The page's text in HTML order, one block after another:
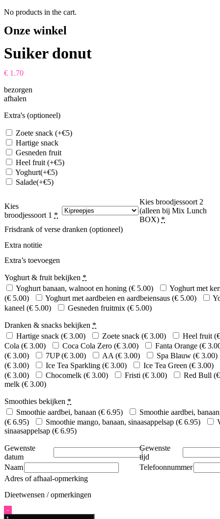
No products in the cart.
Onze winkel
Suiker donut
€ 1.70
bezorgen
afhalen
Extra's (optioneel)
Zoete snack (+€5)
Hartige snack
Gesneden fruit
Heel fruit (+€5)
Yoghurt(+€5)
Salade(+€5)
Kies
broodjessoort 1 *
Kies broodjessoort 2
(alleen bij Mix Lunch
BOX) *
Frisdrank of verse dranken (optioneel)
Extra notitie
Extra’s toevoegen
Yoghurt & fruit bekijken *
Yoghurt banaan, walnoot en honing (€ 5.00)
Yoghurt met
(€ 5.00) Yoghurt met aardbeien en aardbeiensaus (€ 5.00)
kaneel (€ 5.00) Gesneden fruitmix (€ 5.00)
Dranken & snacks bekijken *
Hartige snack (€ 3.00) Zoete snack (€ 3.00) Heel fruit (€
Cola (€ 3.00) Coca Cola Zero (€ 3.00) Fanta Orange (€
(€ 3.00) 7UP (€ 3.00) AA (€ 3.00) Spa Blauw (€ 3.00)
(€ 3.00) Ice Tea Sparkling (€ 3.00) Ice Tea Green (€ 3.00)
(€ 3.00) Chocomelk (€ 3.00) Fristi (€ 3.00) Red Bull (€
melk (€ 3.00)
Smoothies bekijken *
Smoothie aardbei, banaan (€ 6.95)
Smoothie aardbei,
(€ 6.95) Smoothie mango, banaan, sinaasappelsap (€ 6.95)
sinaasappelsap (€ 6.95)
Gewenste
datum
Gewenste
tijd
Naam
Telefoonnummer
Adres of afhaal-opmerking
Dieetwensen / opmerkingen
Quantity
-